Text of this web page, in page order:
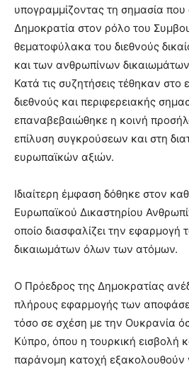
υπογραμμίζοντας τη σημασία που
Δημοκρατία στον ρόλο του
θεματοφύλακα του διεθνούς
και των ανθρωπίνων
Κατά τις συζητήσεις τέθηκαν στο
διεθνούς και περιφερειακής
επαναβεβαιώθηκε η κοινή
επίλυση συγκρούσεων και στη
ευρωπαϊκών αξιών.
Ιδιαίτερη έμφαση δόθηκε στον
Ευρωπαϊκού Δικαστηρίου
οποίο διασφαλίζει την εφαρμογή
δικαιωμάτων όλων των ατόμων.
Ο Πρόεδρος της Δημοκρατίας
πλήρους εφαρμογής των
τόσο σε σχέση με την Ουκρανία
Κύπρο, όπου η τουρκική εισβολή
παράνομη κατοχή εξακολουθούν